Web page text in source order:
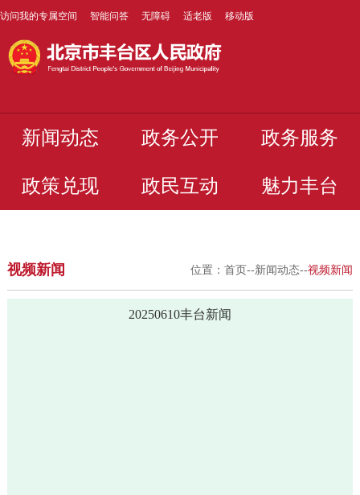
访问我的专属空间 智能问答 无障碍 适老版 移动版
新闻动态 政务公开 政务服务
政策兑现 政民互动 魅力丰台
视频新闻 位置：首页--新闻动态--视频新闻
20250610丰台新闻